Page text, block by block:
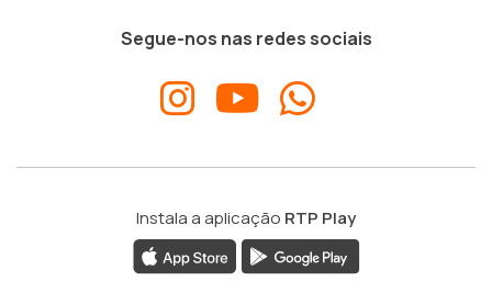
Segue-nos nas redes sociais
Instala a aplicação RTP Play